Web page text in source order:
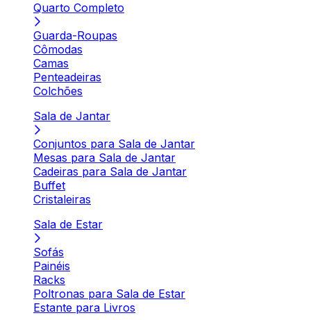
Quarto Completo
Guarda-Roupas
Cômodas
Camas
Penteadeiras
Colchões
Sala de Jantar
Conjuntos para Sala de Jantar
Mesas para Sala de Jantar
Cadeiras para Sala de Jantar
Buffet
Cristaleiras
Sala de Estar
Sofás
Painéis
Racks
Poltronas para Sala de Estar
Estante para Livros